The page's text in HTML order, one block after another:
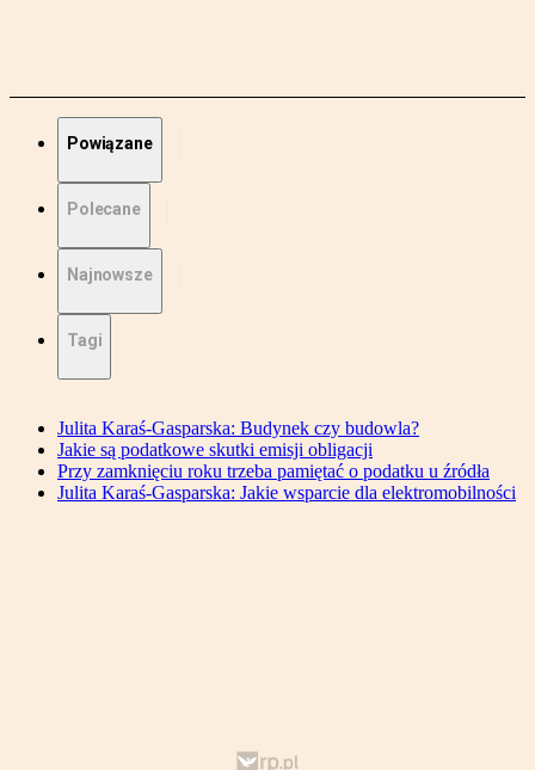
Powiązane
Polecane
Najnowsze
Tagi
Julita Karaś-Gasparska: Budynek czy budowla?
Jakie są podatkowe skutki emisji obligacji
Przy zamknięciu roku trzeba pamiętać o podatku u źródła
Julita Karaś-Gasparska: Jakie wsparcie dla elektromobilności